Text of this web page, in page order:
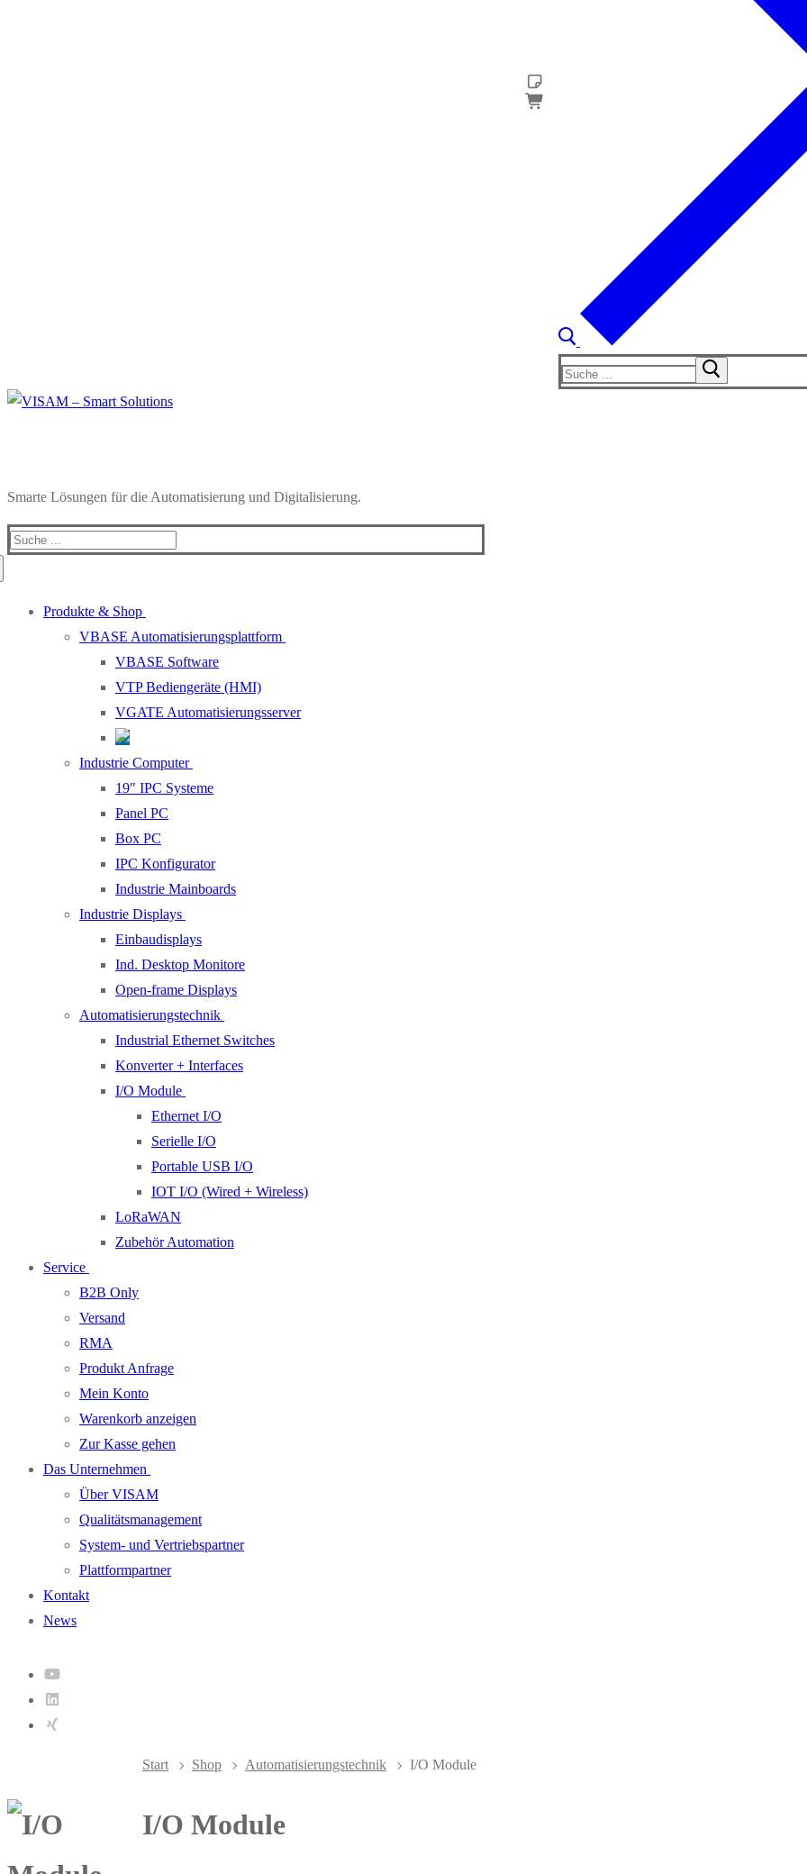
Smarte Lösungen für die Automatisierung und Digitalisierung.
Produkte & Shop
VBASE Automatisierungsplattform
VBASE Software
VTP Bediengeräte (HMI)
VGATE Automatisierungsserver
Industrie Computer
19″ IPC Systeme
Panel PC
Box PC
IPC Konfigurator
Industrie Mainboards
Industrie Displays
Einbaudisplays
Ind. Desktop Monitore
Open-frame Displays
Automatisierungstechnik
Industrial Ethernet Switches
Konverter + Interfaces
I/O Module
Ethernet I/O
Serielle I/O
Portable USB I/O
IOT I/O (Wired + Wireless)
LoRaWAN
Zubehör Automation
Service
B2B Only
Versand
RMA
Produkt Anfrage
Mein Konto
Warenkorb anzeigen
Zur Kasse gehen
Das Unternehmen
Über VISAM
Qualitätsmanagement
System- und Vertriebspartner
Plattformpartner
Kontakt
News
Start Shop Automatisierungstechnik I/O Module
I/O Module